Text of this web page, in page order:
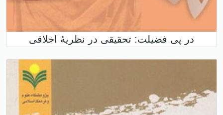
در پی فضیلت: تحقیقی در نظریۀ اخلاقی